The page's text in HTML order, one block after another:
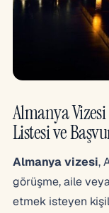
Almanya
Listesi ve
Almanya vizesi,
görüşme, aile
etmek isteyen